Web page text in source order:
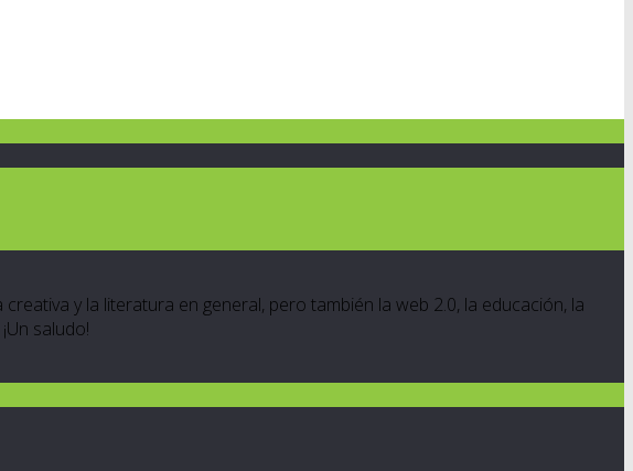
y la literatura en general, pero también la web 2.0, la educación, la
saludo!